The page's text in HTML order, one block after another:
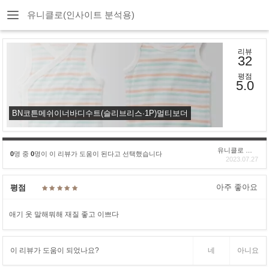
유니클로(인사이트 분석용)
BN코튼메쉬이너바디수트(슬리브리스·1P)멀티보더
리뷰
32
평점
5.0
0명 중 0명이 이 리뷰가 도움이 된다고 선택했습니다
2023.07.27
평점 아주 좋아요
애기 옷 말해뭐해 재질 좋고 이쁘다
이 리뷰가 도움이 되었나요? 네 아니요